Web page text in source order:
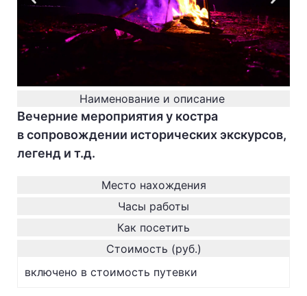
Наименование и описание
Вечерние мероприятия у костра
в сопровождении исторических экскурсов,
легенд и т.д.
Место нахождения
Часы работы
Как посетить
Стоимость (руб.)
включено в стоимость путевки